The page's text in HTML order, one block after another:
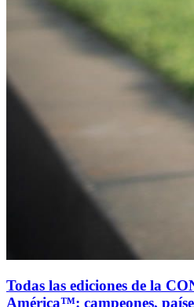
Todas las ediciones de la
América™: campeones,